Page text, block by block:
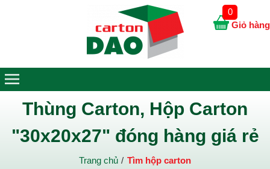
Thùng Carton, Hộp Carton
"30x20x27" đóng hàng giá rẻ
Trang chủ Tìm hộp carton
Giỏ hàng
0